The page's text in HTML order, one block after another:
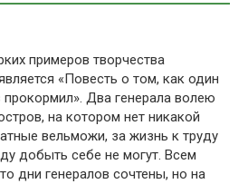
примеров творчества
«Повесть о том, как один
Два генерала волею
на котором нет никакой
вельможи, за жизнь к труду
добыть себе не могут. Всем
дни генералов сочтены, но на